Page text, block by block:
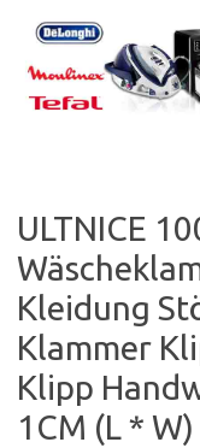
content
ULTNICE
Kleidung
Klammer
Klipp
1CM (L * W)